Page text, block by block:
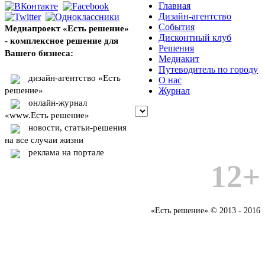
Медиапроект «Есть решение»
- комплексное решение для
Вашего бизнеса:
дизайн-агентство «Есть
решение»
онлайн-журнал
«www.Есть решение»
новости, статьи-решения
на все случаи жизни
реклама на портале
Главная
Дизайн-агентство
События
Дисконтный клуб
Решения
Медиакит
Путеводитель по городу
О нас
Журнал
12+
«Есть решение» © 2013 - 2016